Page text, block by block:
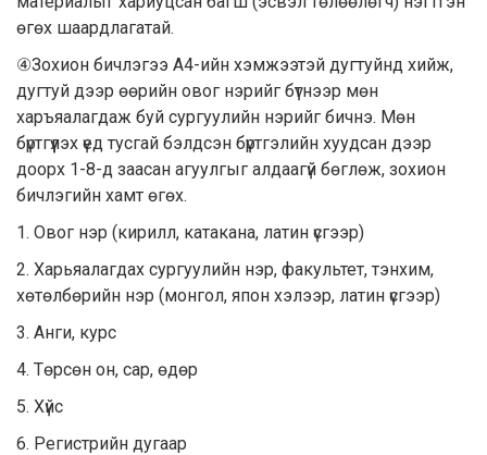
өгөх шаардлагатай.
④Зохион бичлэгээ А4-ийн хэмжээтэй дугтуйнд хийж,
дугтуй дээр өөрийн овог нэрийг бүтнээр мөн
харъяалагдаж буй сургуулийн нэрийг бичнэ. Мөн
бүртгүүлэх үед тусгай бэлдсэн бүртгэлийн хуудсан дээр
доорх 1-8-д заасан агуулгыг алдаагүй бөглөж, зохион
бичлэгийн хамт өгөх.
1. Овог нэр (кирилл, катакана, латин үсгээр)
2. Харьяалагдах сургуулийн нэр, факультет, тэнхим,
хөтөлбөрийн нэр (монгол, япон хэлээр, латин үсгээр)
3. Анги, курс
4. Төрсөн он, сар, өдөр
5. Хүйс
6. Регистрийн дугаар